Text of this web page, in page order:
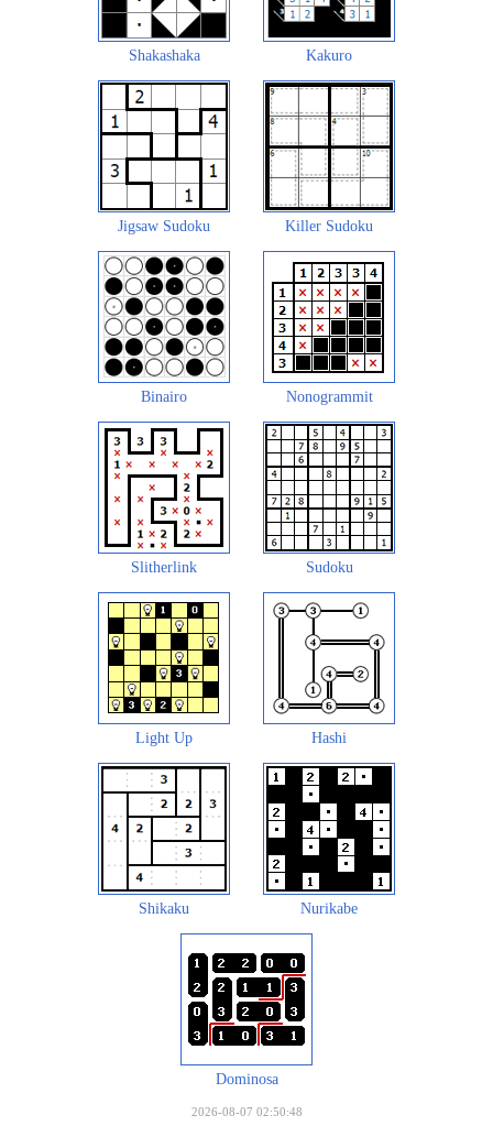
Shakashaka Kakuro
Jigsaw Sudoku Killer Sudoku
Binairo Nonogrammit
Slitherlink Sudoku
Light Up Hashi
Shikaku Nurikabe
Dominosa
2026-08-07 02:50:48